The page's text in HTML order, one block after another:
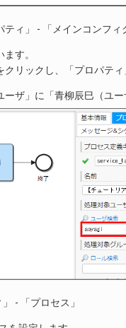
ティ」 - 「メインコンフィ
す。
クリックし、「プロパテ
ーザ」に「青柳辰巳（ユ
- 「プロセス」